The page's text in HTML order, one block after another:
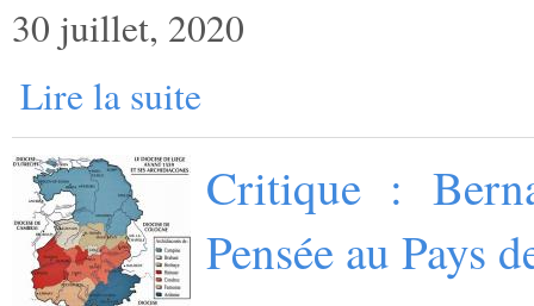
30 juillet, 2020
Lire la suite
Critique :
Pensée au Pays